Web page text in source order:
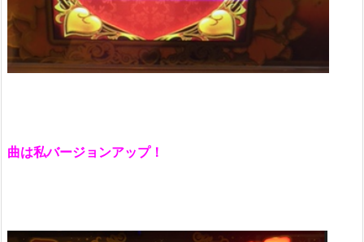
曲は私バージョンアップ！